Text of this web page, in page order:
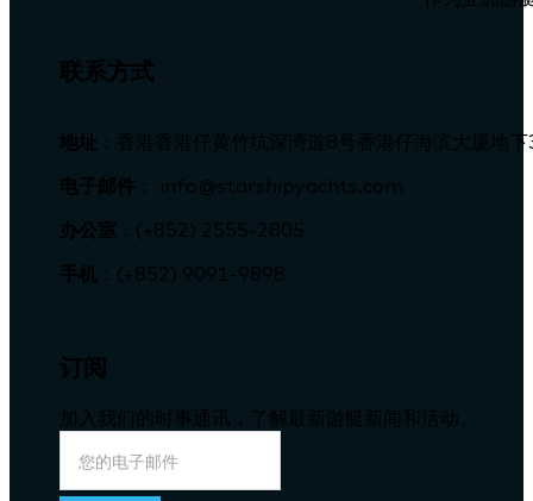
联系方式
地址
：香港香港仔黄竹坑深湾道8号香港仔海滨大厦地
电子邮件 ： info@starshipyachts.com
办公室 ：(+852) 2555-2805
手机 ：(+852) 9091-9898
订阅
加入我们的时事通讯，了解最新游艇新闻和活动。